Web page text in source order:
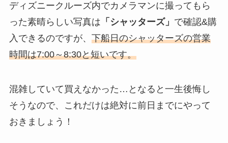
ディズニークルーズ内でカメラマンに撮ってもら
った素晴らしい写真は 「シャッターズ」 で確認&購
入できるのですが、 下船日のシャッターズの営業
時間は7:00～8:30と短いです。
混雑していて買えなかった…となると一生後悔し
そうなので、これだけは絶対に前日までにやって
おきましょう！